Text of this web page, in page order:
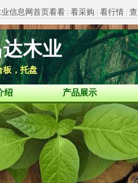
信息网首页看看 | 看采购 | 看行情 |
木业
板，托盘
绍 产品展示